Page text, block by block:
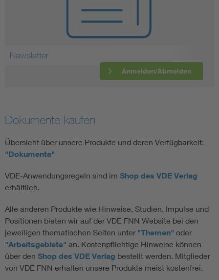
Newsletter
Anmelden/Abmelden
Dokumente kaufen
Übersicht über unsere Produkte und deren Verfügbarkeit:
"Dokumente"
VDE-Anwendungsregeln sind im Shop des VDE Verlag
erhältlich.
Alle anderen Produkte wie Hinweise, Studien, Impulse und
Positionen bieten wir auf der VDE FNN Website bei den
jeweiligen thematischen Seiten unter "Themen" oder
"Arbeitsgebiete" an. Kostenpflichtige Hinweise können
über den Shop des VDE Verlag bestellt werden. Mitglieder
von VDE FNN erhalten unsere Produkte meist kostenfrei.